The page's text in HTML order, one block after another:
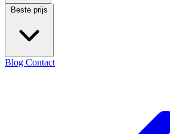
Beste prijs
Blog Contact